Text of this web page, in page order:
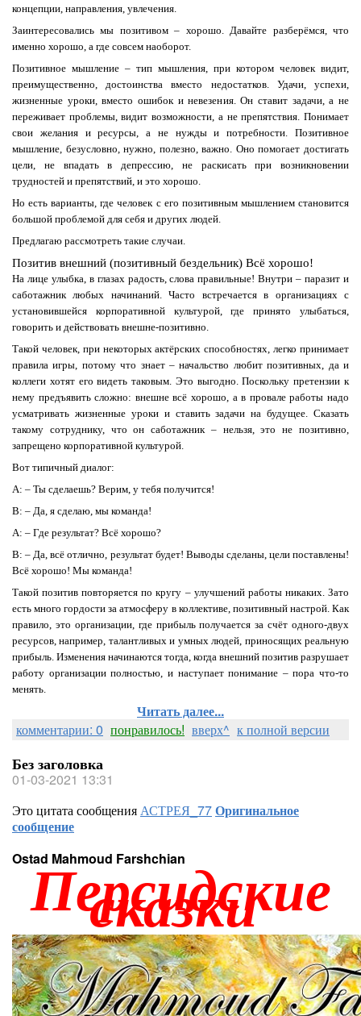
концепции, направления, увлечения.
Заинтересовались мы позитивом – хорошо. Давайте разберёмся, что
именно хорошо, а где совсем наоборот.
Позитивное мышление – тип мышления, при котором человек видит,
преимущественно, достоинства вместо недостатков. Удачи, успехи,
жизненные уроки, вместо ошибок и невезения. Он ставит задачи, а не
переживает проблемы, видит возможности, а не препятствия. Понимает
свои желания и ресурсы, а не нужды и потребности. Позитивное
мышление, безусловно, нужно, полезно, важно. Оно помогает достигать
цели, не впадать в депрессию, не раскисать при возникновении
трудностей и препятствий, и это хорошо.
Но есть варианты, где человек с его позитивным мышлением становится
большой проблемой для себя и других людей.
Предлагаю рассмотреть такие случаи.
Позитив внешний (позитивный бездельник) Всё хорошо!
На лице улыбка, в глазах радость, слова правильные! Внутри – паразит и
саботажник любых начинаний. Часто встречается в организациях с
установившейся корпоративной культурой, где принято улыбаться,
говорить и действовать внешне-позитивно.
Такой человек, при некоторых актёрских способностях, легко принимает
правила игры, потому что знает – начальство любит позитивных, да и
коллеги хотят его видеть таковым. Это выгодно. Поскольку претензии к
нему предъявить сложно: внешне всё хорошо, а в провале работы надо
усматривать жизненные уроки и ставить задачи на будущее. Сказать
такому сотруднику, что он саботажник – нельзя, это не позитивно,
запрещено корпоративной культурой.
Вот типичный диалог:
А: – Ты сделаешь? Верим, у тебя получится!
В: – Да, я сделаю, мы команда!
А: – Где результат? Всё хорошо?
В: – Да, всё отлично, результат будет! Выводы сделаны, цели поставлены!
Всё хорошо! Мы команда!
Такой позитив повторяется по кругу – улучшений работы никаких. Зато
есть много гордости за атмосферу в коллективе, позитивный настрой. Как
правило, это организации, где прибыль получается за счёт одного-двух
ресурсов, например, талантливых и умных людей, приносящих реальную
прибыль. Изменения начинаются тогда, когда внешний позитив разрушает
работу организации полностью, и наступает понимание – пора что-то
менять.
Читать далее...
комментарии: 0 понравилось! вверх^ к полной версии
Без заголовка
01-03-2021 13:31
Это цитата сообщенияАСТРЕЯ_77Оригинальное
сообщение
Ostad Mahmoud Farshchian
Персидские
сказки